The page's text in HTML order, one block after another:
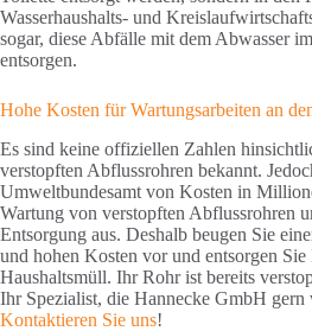
Wasserhaushalts- und
sogar, diese Abfälle mit dem Abwasser
entsorgen.
Hohe Kosten für Wartungsarbeiten an
Es sind keine offiziellen Zahlen
verstopften Abflussrohren bekannt.
Umweltbundesamt von Kosten in
Wartung von verstopften Abflussrohren
Entsorgung aus. Deshalb beugen Sie
und hohen Kosten vor und entsorgen
Haushaltsmüll. Ihr Rohr ist bereits
Ihr Spezialist, die Hannecke GmbH gern
Kontaktieren Sie uns!